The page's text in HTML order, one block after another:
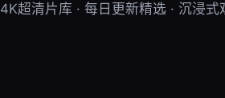
4K超清片库 · 每日更新精选 · 沉浸